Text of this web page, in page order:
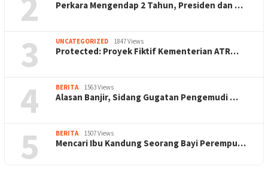
Perkara Mengendap 2 Tahun, Presiden dan …
3 UNCATEGORIZED 1847 Views
Protected: Proyek Fiktif Kementerian ATR…
4 BERITA 1563 Views
Alasan Banjir, Sidang Gugatan Pengemudi …
5 BERITA 1507 Views
Mencari Ibu Kandung Seorang Bayi Perempu…